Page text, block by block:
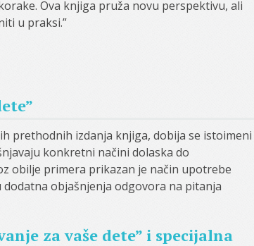
Ova knjiga pruža novu perspektivu, ali
u praksi.”
prethodnih izdanja knjiga, dobija se istoimeni
konkretni načini dolaska do
obilje primera prikazan je način upotrebe
objašnjenja odgovora na pitanja
za vaše dete” i specijalna